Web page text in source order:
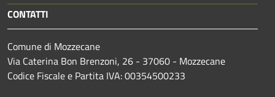
CONTATTI
Comune di Mozzecane
Via Caterina Bon Brenzoni, 26 - 37060 - Mozzecane
Codice Fiscale e Partita IVA: 00354500233